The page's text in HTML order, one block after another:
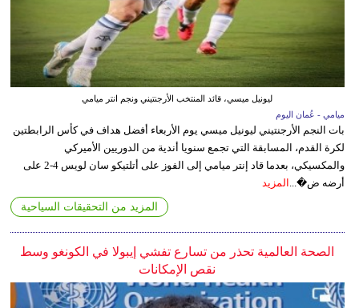
ليونيل ميسي، قائد المنتخب الأرجنتيني ونجم انتر ميامي
ميامي - عُمان اليوم
بات النجم الأرجنتيني ليونيل ميسي يوم الأربعاء أفضل هداف في كأس الرابطتين
لكرة القدم، المسابقة التي تجمع سنويا أندية من الدوريين الأميركي
والمكسيكي، بعدما قاد إنتر ميامي إلى الفوز على أتلتيكو سان لويس 4-2 على
أرضه ض�... المزيد
المزيد من التحقيقات السياحية
الصحة العالمية تحذر من تسارع تفشي إيبولا في الكونغو وسط
نقص الإمكانات